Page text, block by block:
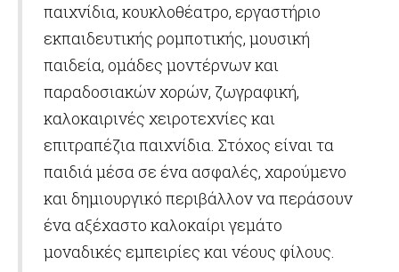
παιχνίδια, κουκλοθέατρο, εργαστήριο
εκπαιδευτικής ρομποτικής, μουσική
παιδεία, ομάδες μοντέρνων και
παραδοσιακών χορών, ζωγραφική,
καλοκαιρινές χειροτεχνίες και
επιτραπέζια παιχνίδια. Στόχος είναι τα
παιδιά μέσα σε ένα ασφαλές, χαρούμενο
και δημιουργικό περιβάλλον να περάσουν
ένα αξέχαστο καλοκαίρι γεμάτο
μοναδικές εμπειρίες και νέους φίλους.